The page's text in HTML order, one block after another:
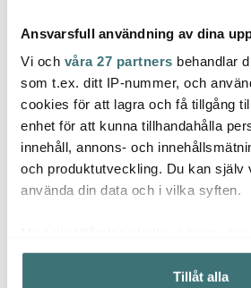
Ansvarsfull användning av dina
Vi och våra 27 partners behandlar
som t.ex. ditt IP-nummer, och
cookies för att lagra och få tillgång
enhet för att kunna tillhandahålla
innehåll, annons- och
och produktutveckling. Du kan själv
använda din data och i vilka syften.
Samla in information om din
kan ha en noggrannhet på upp
Tillåt alla
Royal Copenhagen
White Fluted kopp med
högt handtag 24 cl
med fat
439 kr 549 kr
Royal
Blue
Mugg
1019 kr